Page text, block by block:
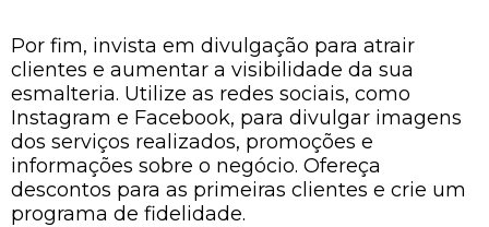
Por fim, invista em divulgação para atrair
clientes e aumentar a visibilidade da sua
esmalteria. Utilize as redes sociais, como
Instagram e Facebook, para divulgar imagens
dos serviços realizados, promoções e
informações sobre o negócio. Ofereça
descontos para as primeiras clientes e crie um
programa de fidelidade.